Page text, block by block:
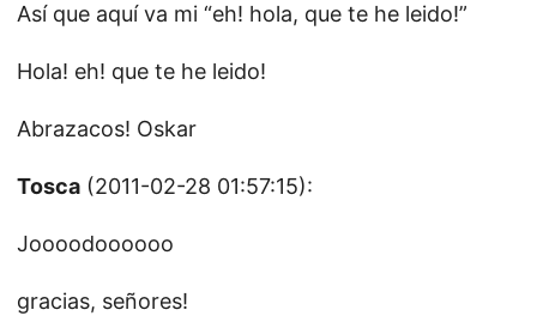
Así que aquí va mi “eh! hola, que te he leido!”
Hola! eh! que te he leido!
Abrazacos! Oskar
Tosca (2011-02-28 01:57:15):
Joooodoooooo
gracias, señores!